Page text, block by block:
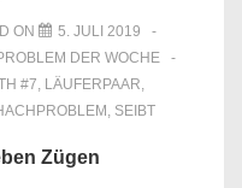
ON
5. JULI 2019
DER WOCHE
#7, LÄUFERPAAR,
, SEIBT
Zügen